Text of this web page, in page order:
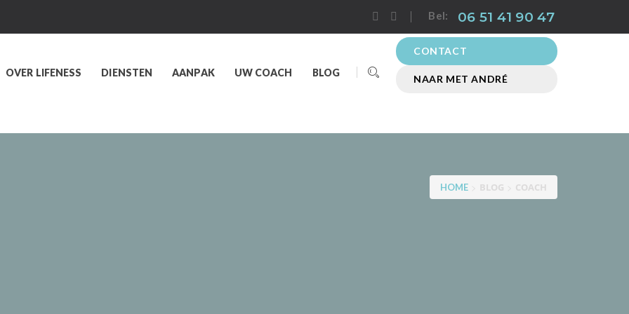
Bel: 06 51 41 90 47
OVER LIFENESS DIENSTEN AANPAK UW COACH BLOG
CONTACT
NAAR MET ANDRÉ
HOME BLOG COACH